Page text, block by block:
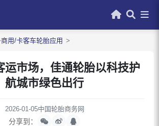
商用/卡客车轮胎应用
运市场，佳通轮胎以科技护
航城市绿色出行
2026-01-05中国轮胎商务网
分享到：